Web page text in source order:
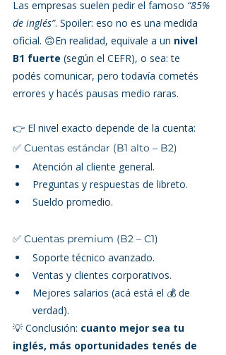
Las empresas suelen pedir el famoso “85%
de inglés”. Spoiler: eso no es una medida
oficial. 🙃En realidad, equivale a un nivel
B1 fuerte (según el CEFR), o sea: te
podés comunicar, pero todavía cometés
errores y hacés pausas medio raras.
👉 El nivel exacto depende de la cuenta:
✅ Cuentas estándar (B1 alto – B2)
Atención al cliente general.
Preguntas y respuestas de libreto.
Sueldo promedio.
✅ Cuentas premium (B2 – C1)
Soporte técnico avanzado.
Ventas y clientes corporativos.
Mejores salarios (acá está el 💰 de
verdad).
💡 Conclusión: cuanto mejor sea tu
inglés, más oportunidades tenés de